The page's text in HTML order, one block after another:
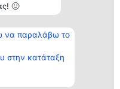
🙂
να παραλάβω το
στην κατάταξη
Επικοινωνία
Επικοινωνία